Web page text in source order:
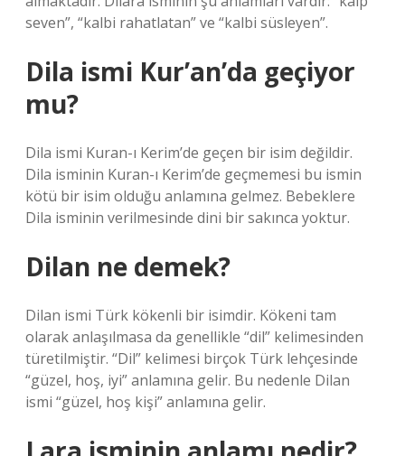
seven”, “kalbi rahatlatan” ve “kalbi süsleyen”.
Dila ismi Kur’an’da geçiyor
mu?
Dila ismi Kuran-ı Kerim’de geçen bir isim değildir.
Dila isminin Kuran-ı Kerim’de geçmemesi bu ismin
kötü bir isim olduğu anlamına gelmez. Bebeklere
Dila isminin verilmesinde dini bir sakınca yoktur.
Dilan ne demek?
Dilan ismi Türk kökenli bir isimdir. Kökeni tam
olarak anlaşılmasa da genellikle “dil” kelimesinden
türetilmiştir. “Dil” kelimesi birçok Türk lehçesinde
“güzel, hoş, iyi” anlamına gelir. Bu nedenle Dilan
ismi “güzel, hoş kişi” anlamına gelir.